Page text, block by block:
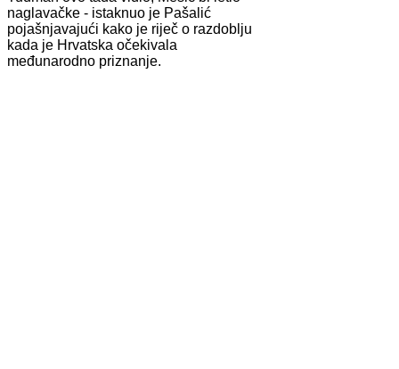
naglavačke - istaknuo je Pašalić
pojašnjavajući kako je riječ o razdoblju
kada je Hrvatska očekivala
međunarodno priznanje.